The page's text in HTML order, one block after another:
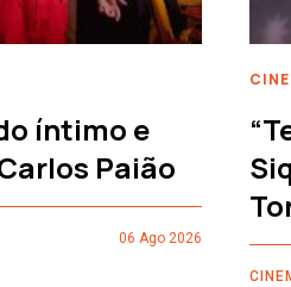
íntimo e
Paião
06 Ago 2026